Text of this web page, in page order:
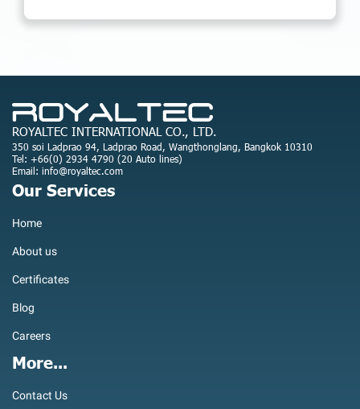
ROYALTEC INTERNATIONAL CO., LTD.
350 soi Ladprao 94, Ladprao Road, Wangthonglang, Bangkok 10310
Tel: +66(0) 2934 4790 (20 Auto lines)
Email: info@royaltec.com
Our Services
Home
About us
Certificates
Blog
Careers
More...
Contact Us